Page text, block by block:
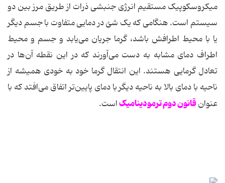
میکروسکوپیک مستقیم انرژی جنبشی ذرات از طریق مرز بین دو
سیستم است. هنگامی که یک شئ در دمایی متفاوت با جسم دیگر
یا با محیط اطرافش باشد، گرما جریان می‌یابد و جسم و محیط
اطراف دمای مشابه به دست می‌آورند که در این نقطه آن‌ها در
تعادل گرمایی هستند. این انتقال گرما خود به خودی همیشه از
ناحیه با دمای بالا به ناحیه دیگر با دمای پایین‌تر اتفاق می‌افتد که با
عنوانقانون دوم ترمودینامیکاست.